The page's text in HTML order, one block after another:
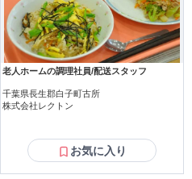
老人ホームの調理社員/配送スタッフ
千葉県長生郡白子町古所
株式会社レクトン
お気に入り